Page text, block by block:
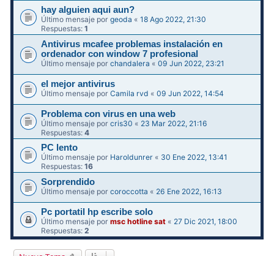
hay alguien aqui aun?
Último mensaje porgeoda «18 Ago 2022, 21:30
Respuestas:1
Antivirus mcafee problemas instalación en
ordenador con window 7 profesional
Último mensaje porchandalera «09 Jun 2022, 23:21
el mejor antivirus
Último mensaje porCamila rvd «09 Jun 2022, 14:54
Problema con virus en una web
Último mensaje porcris30 « 23 Mar 2022, 21:16
Respuestas:4
PC lento
Último mensaje por Haroldunrer « 30 Ene 2022, 13:41
Respuestas:16
Sorprendido
Último mensaje porcoroccotta « 26 Ene 2022, 16:13
Pc portatil hp escribe solo
Último mensaje pormsc hotline sat « 27 Dic 2021, 18:00
Respuestas:2